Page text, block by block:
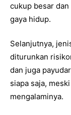
cukup besar
gaya hidup.
Selanjutnya,
diturunkan
dan juga
siapa saja,
mengalaminya.